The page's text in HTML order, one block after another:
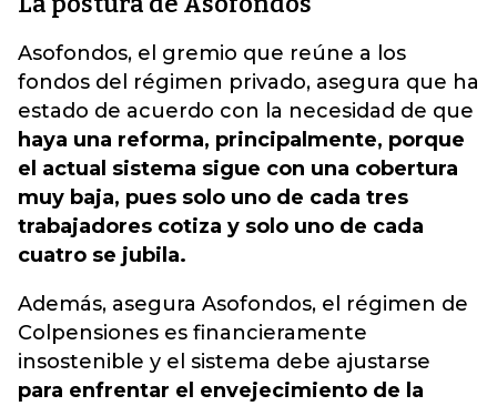
Asofondos, el gremio que reúne a los
fondos del régimen privado, asegura que ha
estado de acuerdo con la necesidad de que
haya una reforma, principalmente, porque
el actual sistema sigue con una cobertura
muy baja, pues solo uno de cada tres
trabajadores cotiza y solo uno de cada
cuatro se jubila.
Además, asegura Asofondos, el régimen de
Colpensiones es financieramente
insostenible y el sistema debe ajustarse
para enfrentar el envejecimiento de la